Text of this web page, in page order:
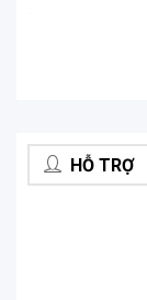
HỖ TRỢ